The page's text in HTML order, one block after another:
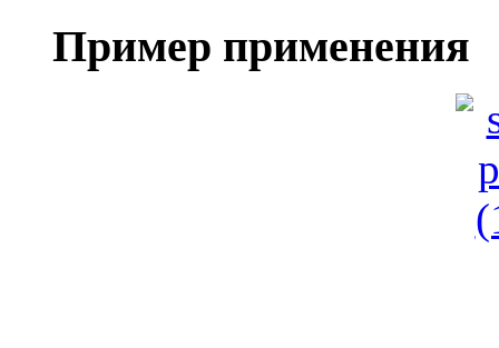
Пример применения